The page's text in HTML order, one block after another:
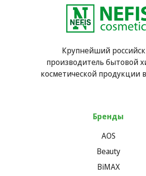
Крупнейший
производитель бытовой
косметической продукции
Бренды
AOS
Beauty
BiMAX